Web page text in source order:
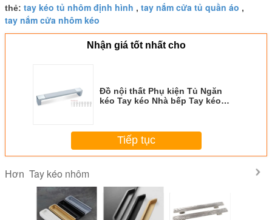
thẻ: tay kéo tủ nhôm định hình , tay nắm cửa tủ quần áo ,
tay nắm cửa nhôm kéo
Nhận giá tốt nhất cho
Đồ nội thất Phụ kiện Tủ Ngăn
kéo Tay kéo Nhà bếp Tay kéo
Tiếp tục
Hơn Tay kéo nhôm